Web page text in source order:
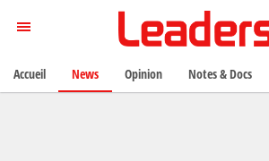
Accueil News Opinion Notes & Docs